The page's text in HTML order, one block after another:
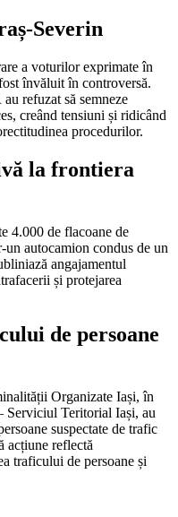
Severin
a voturilor exprimate în
învăluit în controversă.
refuzat să semneze
creând tensiuni și ridicând
procedurilor.
la frontiera
4.000 de flacoane de
autocamion condus de un
angajamentul
și protejarea
de persoane
Organizate Iași, în
Teritorial Iași, au
suspectate de trafic
acțiune reflectă
traficului de persoane și